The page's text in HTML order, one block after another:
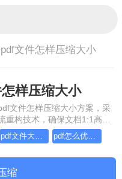
pdf文件怎样压缩大小
样压缩大小
文件怎样压缩大小方案，采
重构技术，确保文档1:1高保
不乱码。支持一键批量处
加密保障隐私安全。助您
。
pdf文件大小压缩，几招轻松搞定 pdf怎么优化和压缩大小
缩